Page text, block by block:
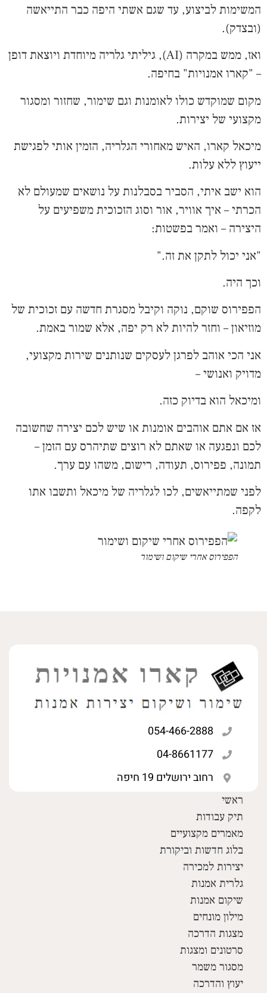
המשימות לביצוע, עד שגם אשתי היפה כבר התייאשה
(ובצדק).
ואז, ממש במקרה (AI), גיליתי גלריה מיוחדת ויוצאת דופן
– "קארו אמנויות" בחיפה.
מקום שמוקדש כולו לאומנות וגם שימור, שחזור ומסגור
מקצועי של יצירות.
מיכאל קארו, האיש מאחורי הגלריה, הזמין אותי לפגישת
ייעוץ ללא עלות.
הוא ישב איתי, הסביר בסבלנות על נושאים שמעולם לא
הכרתי – איך אוויר, אור וסוג הזכוכית משפיעים על
היצירה – ואמר בפשטות:
"אני יכול לתקן את זה."
וכך היה.
הפפירוס שוקם, נוקה וקיבל מסגרת חדשה עם זכוכית של
מוזיאון – וחזר להיות לא רק יפה, אלא שמור באמת.
אני הכי אוהב לפרגן לעסקים שנותנים שירות מקצועי,
מדויק ואנושי –
ומיכאל הוא בדיוק כזה.
אז אם אתם אוהבים אומנות או שיש לכם יצירה שחשובה
לכם ונפגעה או שאתם לא רוצים שתיהרס עם הזמן –
תמונה, פפירוס, תעודה, רישום, משהו עם ערך.
לפני שמתייאשים, לכו לגלריה של מיכאל ותשבו אתו
לקפה.
הפפירוס אחרי שיקום ושימור
054-466-2888
04-8661177
רחוב ירושלים 19 חיפה
ראשי
תיק עבודות
מאמרים מקצועיים
בלוג חדשות וביקורת
יצירות למכירה
גלרית אמנות
שיקום אמנות
מילון מונחים
מצגות הדרכה
סרטונים ומצגות
מסגור משמר
יעוץ והדרכה